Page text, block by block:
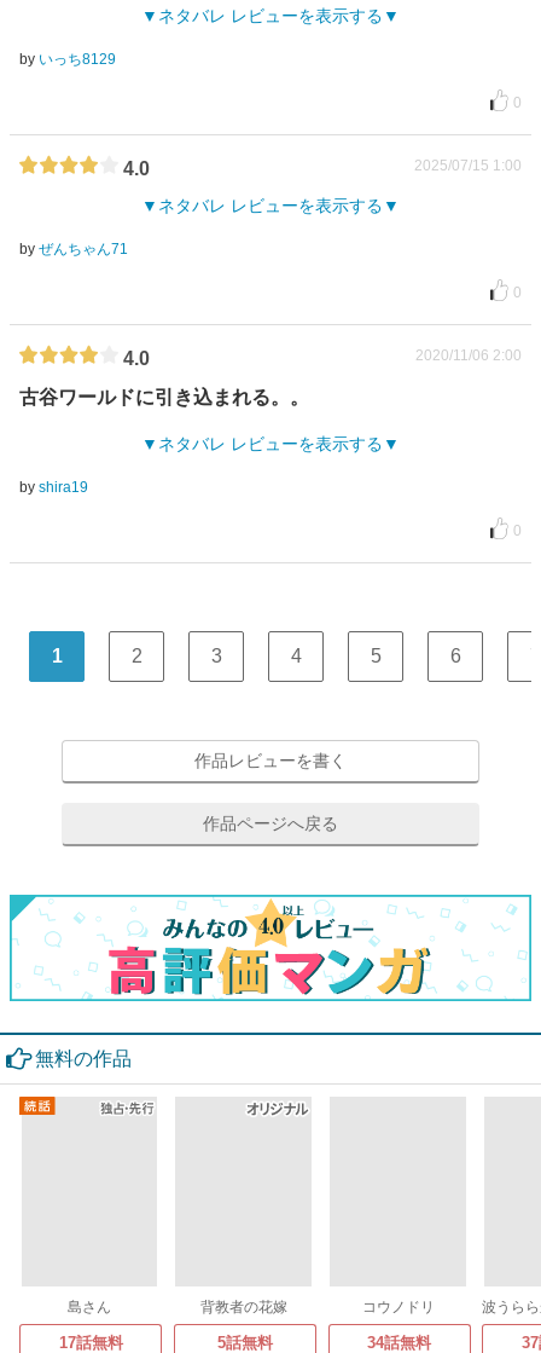
ネタバレ レビューを表示する
by いっち8129
0
4.0 2025/07/15 1:00
ネタバレ レビューを表示する
by ぜんちゃん71
0
4.0 2020/11/06 2:00
古谷ワールドに引き込まれる。。
ネタバレ レビューを表示する
by shira19
0
1 2 3 4 5 6 7
作品レビューを書く
作品ページへ戻る
無料の作品
島さん
17話無料
背教者の花嫁
5話無料
コウノドリ
34話無料